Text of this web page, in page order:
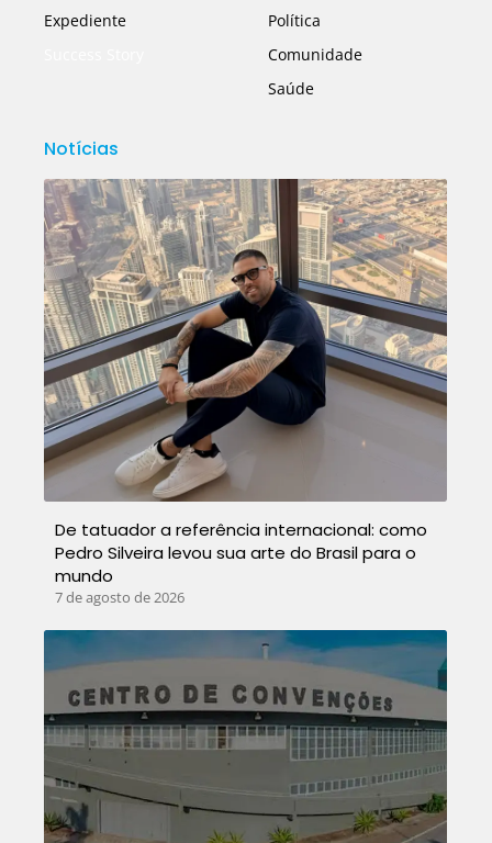
Expediente
Política
Comunidade
Saúde
Notícias
De tatuador a referência internacional: como
Pedro Silveira levou sua arte do Brasil para o
mundo
7 de agosto de 2026